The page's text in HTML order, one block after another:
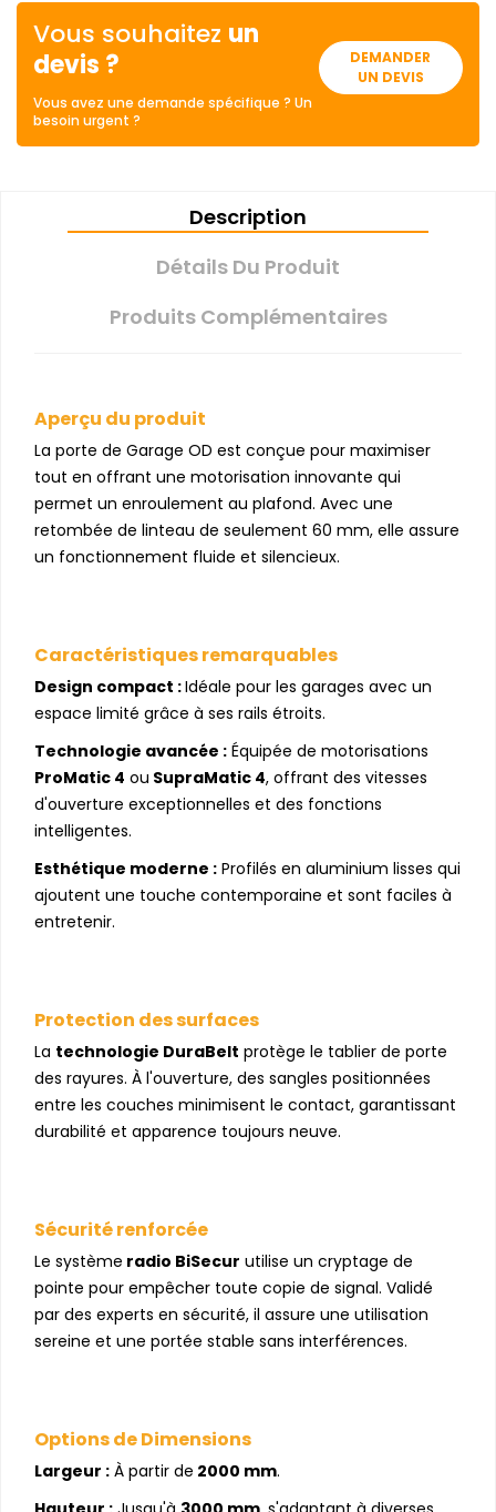
Vous souhaitez un
devis ?
Vous avez une demande spécifique ? Un
besoin urgent ?
DEMANDER
UN DEVIS
Description
Détails Du Produit
Produits Complémentaires
Aperçu du produit
La porte de Garage OD est conçue pour maximiser
tout en offrant une motorisation innovante qui
permet un enroulement au plafond. Avec une
retombée de linteau de seulement 60 mm, elle assure
un fonctionnement fluide et silencieux.
Caractéristiques remarquables
Design compact :Idéale pour les garages avec un
espace limité grâce à ses rails étroits.
Technologie avancée : Équipée de motorisations
ProMatic 4 ou SupraMatic 4, offrant des vitesses
d'ouverture exceptionnelles et des fonctions
intelligentes.
Esthétique moderne : Profilés en aluminium lisses qui
ajoutent une touche contemporaine et sont faciles à
entretenir.
Protection des surfaces
La technologie DuraBelt protège le tablier de porte
des rayures. À l'ouverture, des sangles positionnées
entre les couches minimisent le contact, garantissant
durabilité et apparence toujours neuve.
Sécurité renforcée
Le système radio BiSecur utilise un cryptage de
pointe pour empêcher toute copie de signal. Validé
par des experts en sécurité, il assure une utilisation
sereine et une portée stable sans interférences.
Options de Dimensions
Largeur : À partir de 2000 mm.